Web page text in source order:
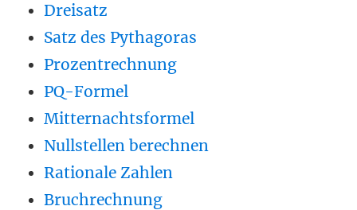
Dreisatz
Satz des Pythagoras
Prozentrechnung
PQ-Formel
Mitternachtsformel
Nullstellen berechnen
Rationale Zahlen
Bruchrechnung